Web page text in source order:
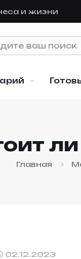
и жизни
Главная
02.12.2023